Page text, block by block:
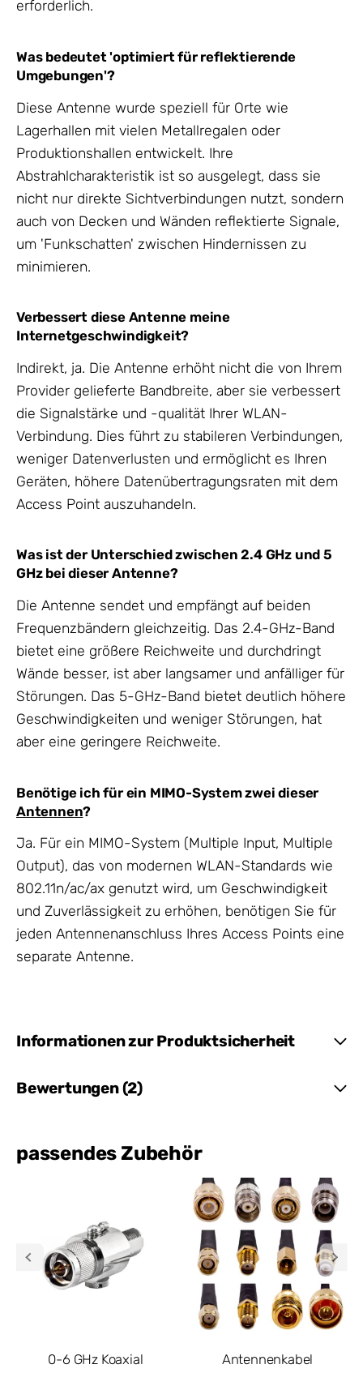
erforderlich.
Was bedeutet 'optimiert für reflektierende
Umgebungen'?
Diese Antenne wurde speziell für Orte wie
Lagerhallen mit vielen Metallregalen oder
Produktionshallen entwickelt. Ihre
Abstrahlcharakteristik ist so ausgelegt, dass sie
nicht nur direkte Sichtverbindungen nutzt, sondern
auch von Decken und Wänden reflektierte Signale,
um 'Funkschatten' zwischen Hindernissen zu
minimieren.
Verbessert diese Antenne meine
Internetgeschwindigkeit?
Indirekt, ja. Die Antenne erhöht nicht die von Ihrem
Provider gelieferte Bandbreite, aber sie verbessert
die Signalstärke und -qualität Ihrer WLAN-
Verbindung. Dies führt zu stabileren Verbindungen,
weniger Datenverlusten und ermöglicht es Ihren
Geräten, höhere Datenübertragungsraten mit dem
Access Point auszuhandeln.
Was ist der Unterschied zwischen 2.4 GHz und 5
GHz bei dieser Antenne?
Die Antenne sendet und empfängt auf beiden
Frequenzbändern gleichzeitig. Das 2.4-GHz-Band
bietet eine größere Reichweite und durchdringt
Wände besser, ist aber langsamer und anfälliger für
Störungen. Das 5-GHz-Band bietet deutlich höhere
Geschwindigkeiten und weniger Störungen, hat
aber eine geringere Reichweite.
Benötige ich für ein MIMO-System zwei dieser
Antennen?
Ja. Für ein MIMO-System (Multiple Input, Multiple
Output), das von modernen WLAN-Standards wie
802.11n/ac/ax genutzt wird, um Geschwindigkeit
und Zuverlässigkeit zu erhöhen, benötigen Sie für
jeden Antennenanschluss Ihres Access Points eine
separate Antenne.
Informationen zur Produktsicherheit
Bewertungen (2)
passendes Zubehör
0-6 GHz Koaxial
Antennenkabel